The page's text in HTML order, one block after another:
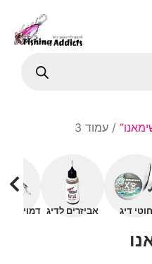
/ עמוד 3
חוטי דיג אביזרים לדיג דמויים